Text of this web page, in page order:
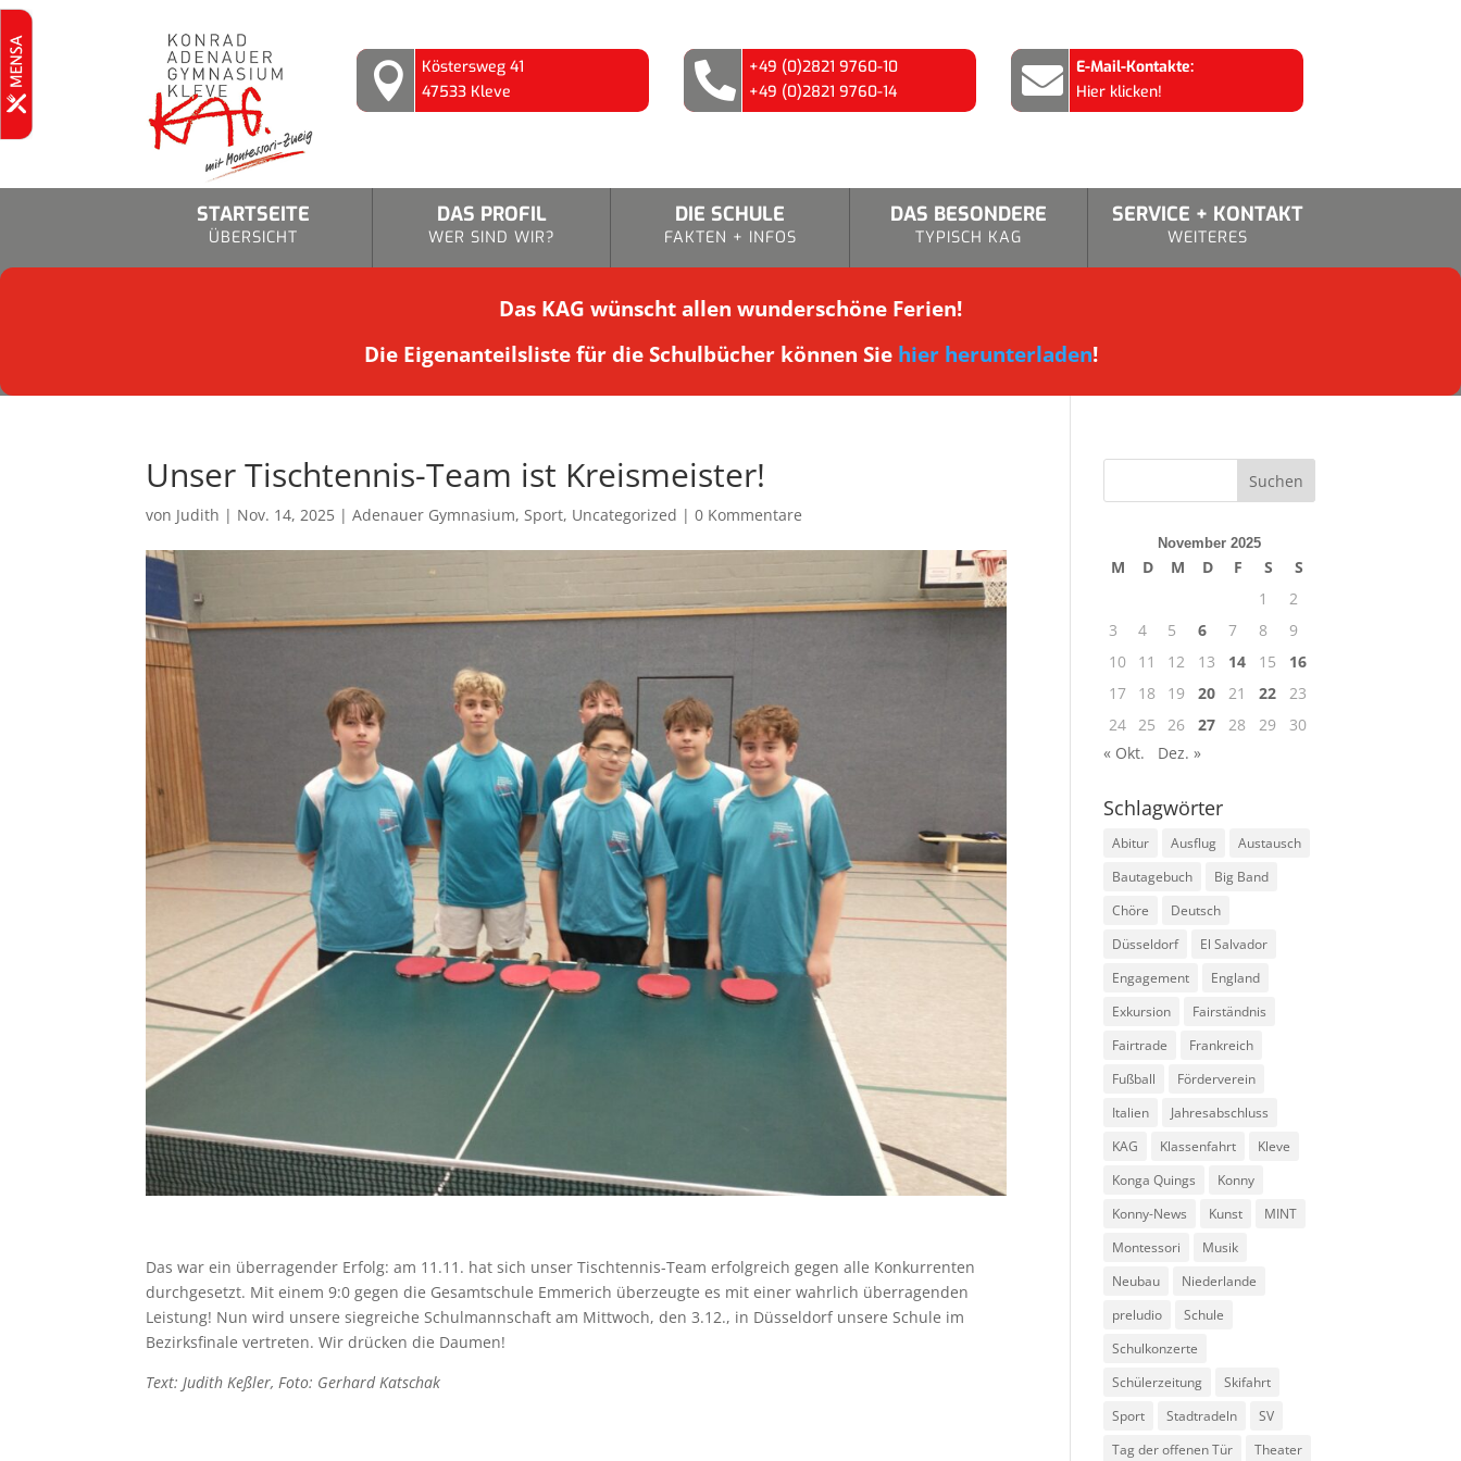

Köstersweg 41
47533 Kleve

+49 (0)2821 9760-10
+49 (0)2821 9760-14

E-Mail-Kontakte:
Hier klicken!
STARTSEITE
ÜBERSICHT
DAS PROFIL
WER SIND WIR?
DIE SCHULE
FAKTEN + INFOS
DAS BESONDERE
TYPISCH KAG
SERVICE + KONTAKT
WEITERES
Das KAG wünscht allen wunderschöne Ferien!
Die Eigenanteilsliste für die Schulbücher können Sie hier herunterladen!
Unser Tischtennis-Team ist Kreismeister!
von Judith | Nov. 14, 2025 |Adenauer Gymnasium,Sport, Uncategorized |0 Kommentare
Das war ein überragender Erfolg: am 11.11. hat sich unser Tischtennis-Team erfolgreich gegen alle Konkurrenten
durchgesetzt. Mit einem 9:0 gegen die Gesamtschule Emmerich überzeugte es mit einer wahrlich überragenden
Leistung! Nun wird unsere siegreiche Schulmannschaft am Mittwoch, den 3.12., in Düsseldorf unsere Schule im
Bezirksfinale vertreten. Wir drücken die Daumen!
Text: Judith Keßler, Foto: Gerhard Katschak
November 2025
M D M D F S
S
1
2
3
4 5 6 7 8
9
10
11 12 13 14 15
16
17
18 19 20 21 22
23
24 25 26 27 28 29
30
« Okt.
Dez. »
Schlagwörter
Abitur Ausflug
Austausch
Bautagebuch
Big Band
Chöre
Deutsch
Düsseldorf
El Salvador
Engagement
England
Exkursion
Fairständnis
Fairtrade
Frankreich
Fußball
Förderverein
Italien
Jahresabschluss
KAG
Klassenfahrt
Kleve
Konga Quings
Konny
Konny-News
Kunst
MINT
Montessori
Musik
Neubau
Niederlande
preludio
Schule
Schulkonzerte
Schülerzeitung
Skifahrt
Sport
Stadtradeln
SV
Tag der offenen Tür
Theater